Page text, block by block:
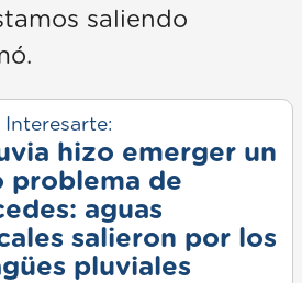
saliendo
Interesarte:
hizo emerger un
problema de
aguas
salieron por los
pluviales